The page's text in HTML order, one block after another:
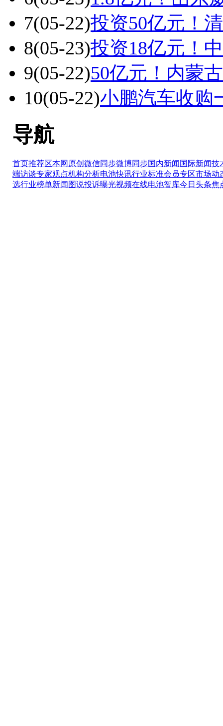
7(05-22)投资50亿元！
8(05-23)投资18亿元！
9(05-22)50亿元！内蒙
10(05-22)小鹏汽车收购
导航
首页推荐区本网原创 微信同步微博同步国内新闻 国际新闻技
端访谈专家观点机构分析电池快讯行业标准会员专区市场动
选行业榜单新闻图说投诉曝光视频在线电池智库今日头条焦